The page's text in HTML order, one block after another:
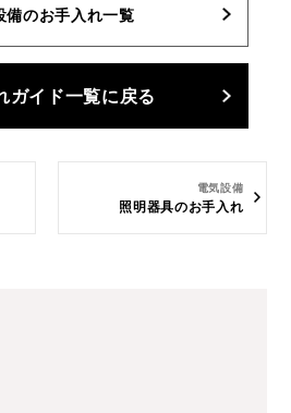
備のお手入れ一覧
ガイド一覧に戻る
電気設備
照明器具のお手入れ